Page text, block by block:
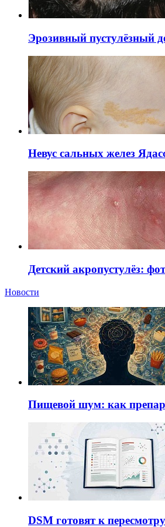
Эрозивный пустулёзный
Невус сальных желез
Детский акропустулёз:
Новости
Пищевой шум: как
DSM готовят к